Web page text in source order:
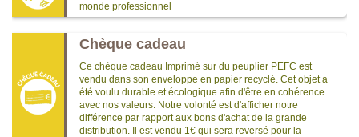
monde professionnel
Chèque cadeau
Ce chèque cadeau Imprimé sur du peuplier PEFC est
vendu dans son enveloppe en papier recyclé. Cet objet a
été voulu durable et écologique afin d'être en cohérence
avec nos valeurs. Notre volonté est d'afficher notre
différence par rapport aux bons d'achat de la grande
distribution. Il est vendu 1€ qui sera reversé pour la